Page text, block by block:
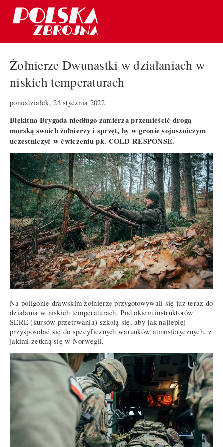
Żołnierze Dwunastki w działaniach w
niskich temperaturach
poniedziałek, 24 stycznia 2022
Błękitna Brygada niedługo zamierza przemieścić drogą
morską swoich żołnierzy i sprzęt, by w gronie sojuszniczym
uczestniczyć w ćwiczeniu pk. COLD RESPONSE.
Na poligonie drawskim żołnierze przygotowywali się już teraz do
działania w niskich temperaturach. Pod okiem instruktorów
SERE (kursów przetrwania) szkolą się, aby jak najlepiej
przysposobić się do specyficznych warunków atmosferycznych, z
jakimi zetkną się w Norwegii.